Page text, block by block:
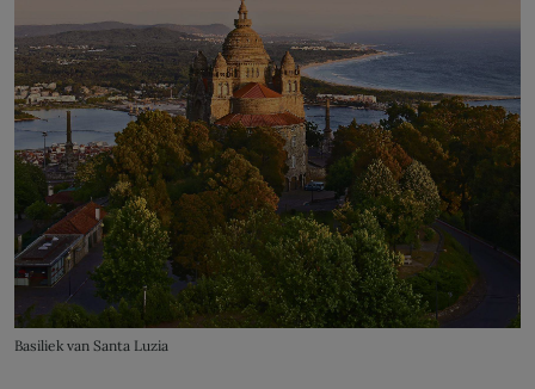
Basiliek van Santa Luzia